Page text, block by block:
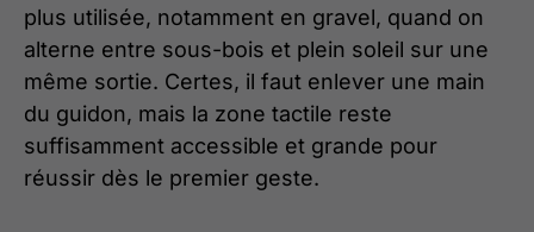
plus utilisée, notamment en gravel, quand on
alterne entre sous-bois et plein soleil sur une
même sortie. Certes, il faut enlever une main
du guidon, mais la zone tactile reste
suffisamment accessible et grande pour
réussir dès le premier geste.